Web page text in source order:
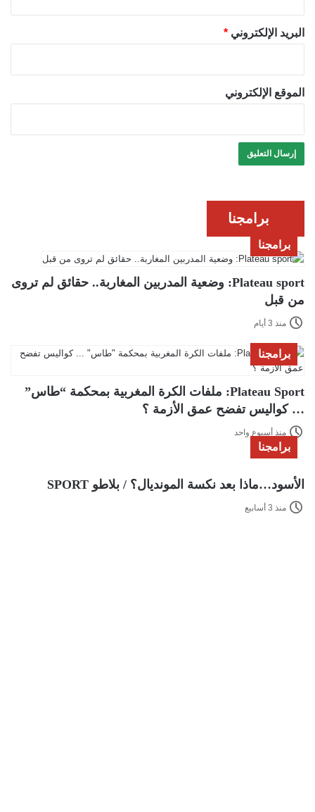
البريد الإلكتروني *
الموقع الإلكتروني
برامجنا
برامجنا
Plateau sport: وضعية المدربين المغاربة.. حقائق لم تروى
من قبل
منذ 3 أيام
برامجنا
Plateau Sport: ملفات الكرة المغربية بمحكمة “طاس”
… كواليس تفضح عمق الأزمة ؟
منذ أسبوع واحد
برامجنا
الأسود…ماذا بعد نكسة المونديال؟ / بلاطو SPORT
منذ 3 أسابيع